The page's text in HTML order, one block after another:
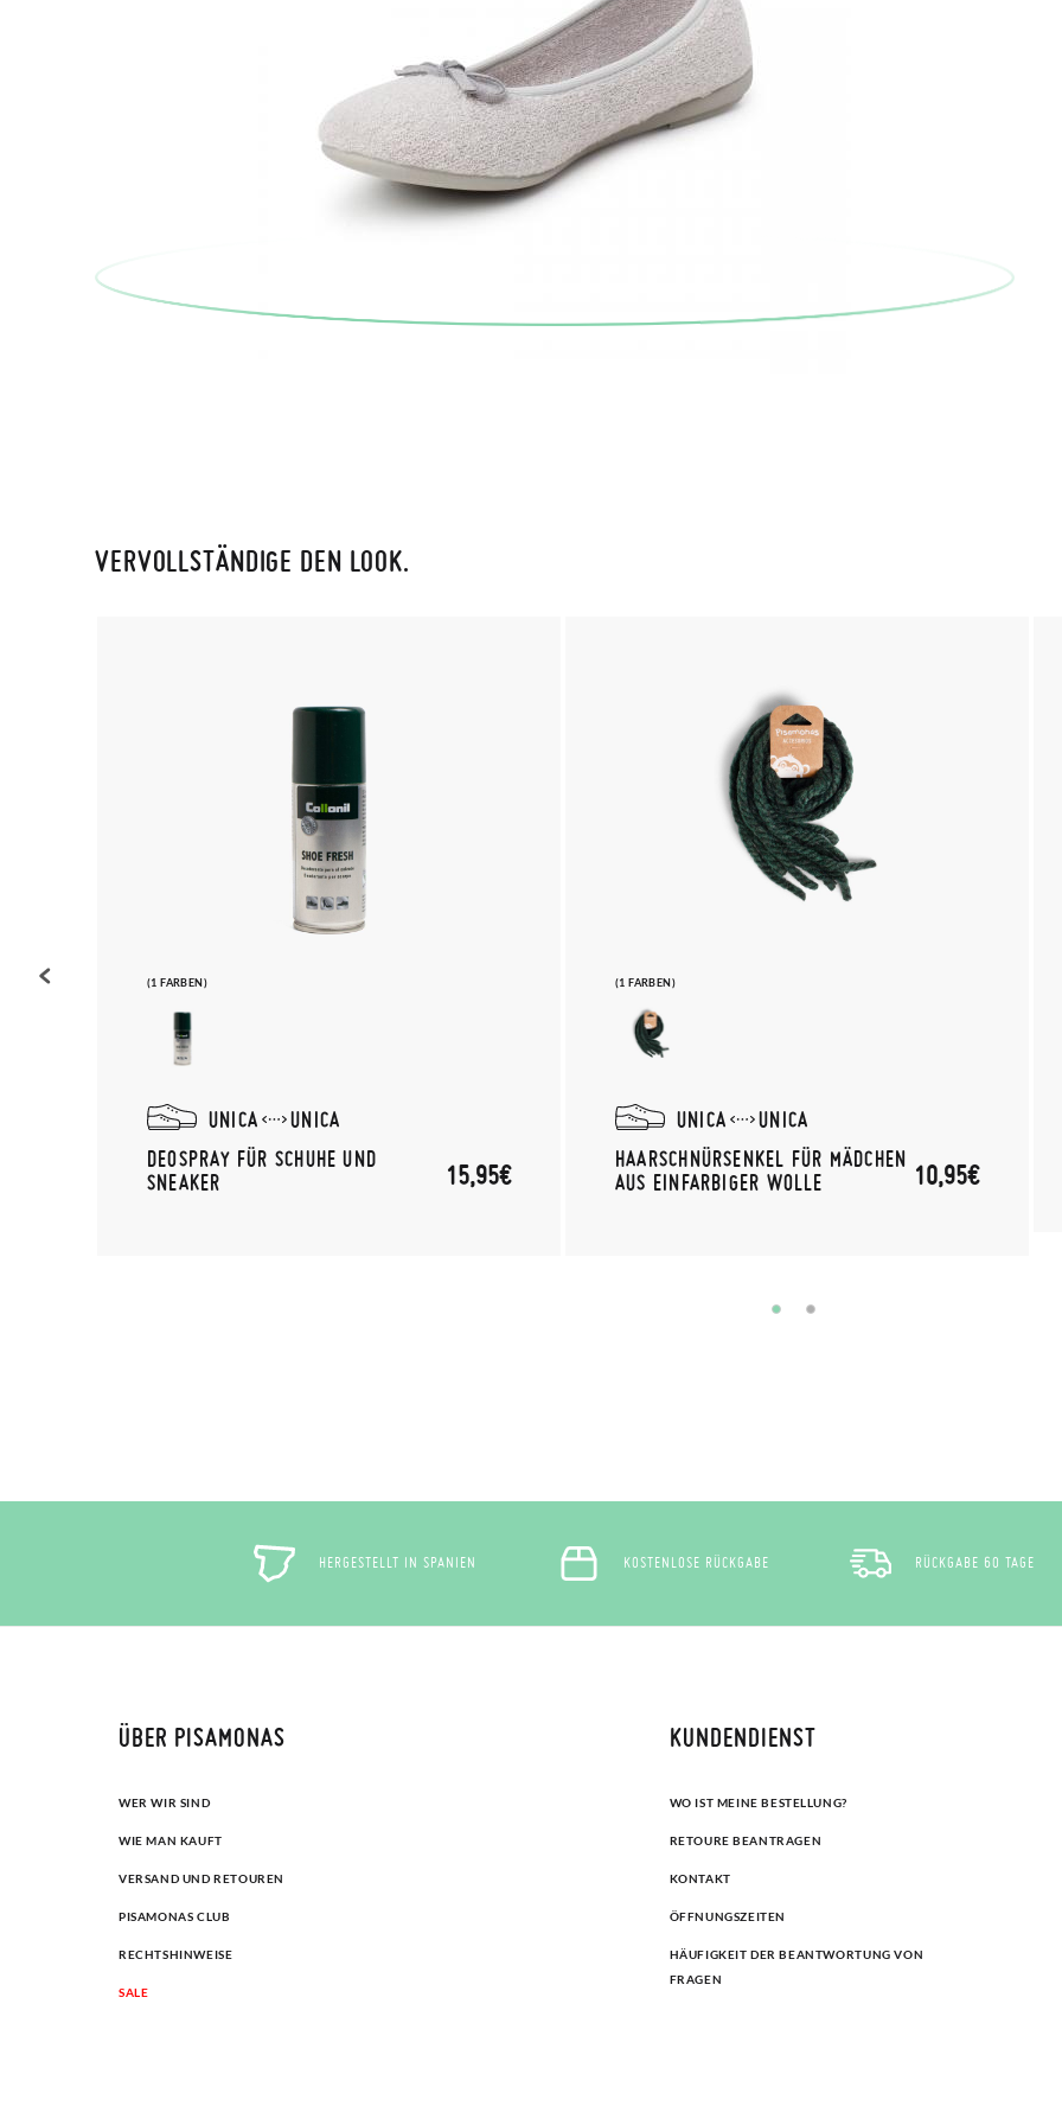
VERVOLLSTÄNDIGE DEN LOOK.
(1 FARBEN)
UNICA
UNICA
DEOSPRAY FÜR SCHUHE UND
SNEAKER
15,95€
(1 FARBEN)
UNICA
UNICA
HAARSCHNÜRSENKEL FÜR MÄDCHEN
AUS EINFARBIGER WOLLE
10,95€
HERGESTELLT IN SPANIEN KOSTENLOSE RÜCKGABE RÜCKGABE 60 TAGE
ÜBER PISAMONAS
WER WIR SIND
WIE MAN KAUFT
VERSAND UND RETOUREN
PISAMONAS CLUB
RECHTSHINWEISE
SALE
KUNDENDIENST
WO IST MEINE BESTELLUNG?
RETOURE BEANTRAGEN
KONTAKT
ÖFFNUNGSZEITEN
HÄUFIGKEIT DER BEANTWORTUNG VON
FRAGEN